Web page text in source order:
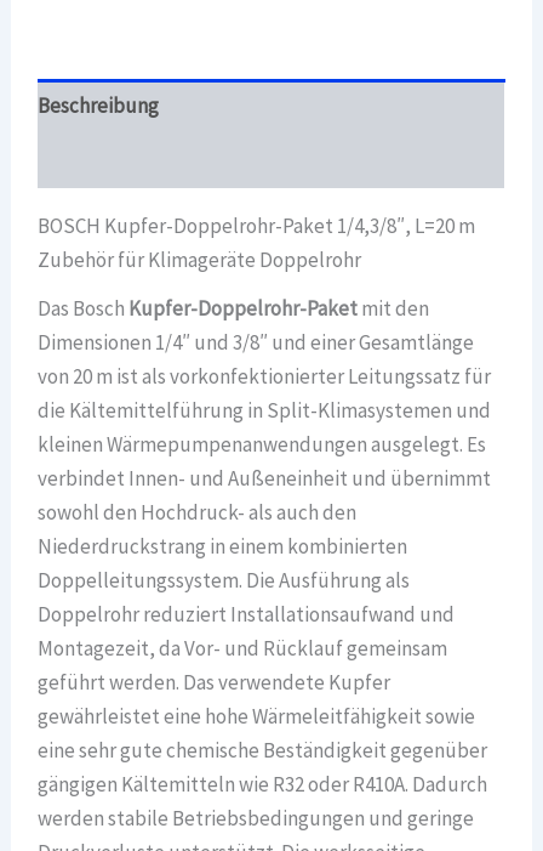
Klimageräte
Doppelrohr
Beschreibung
BOSCH Kupfer-Doppelrohr-Paket 1/4,3/8″, L=20 m
Zubehör für Klimageräte Doppelrohr
Das Bosch Kupfer-Doppelrohr-Paketmit den
Dimensionen 1/4″ und 3/8″ und einer Gesamtlänge
von 20 m ist als vorkonfektionierter Leitungssatz für
die Kältemittelführung in Split-Klimasystemen und
kleinen Wärmepumpenanwendungen ausgelegt. Es
verbindet Innen- und Außeneinheit und übernimmt
sowohl den Hochdruck- als auch den
Niederdruckstrang in einem kombinierten
Doppelleitungssystem. Die Ausführung als
Doppelrohr reduziert Installationsaufwand und
Montagezeit, da Vor- und Rücklauf gemeinsam
geführt werden. Das verwendete Kupfer
gewährleistet eine hohe Wärmeleitfähigkeit sowie
eine sehr gute chemische Beständigkeit gegenüber
gängigen Kältemitteln wie R32 oder R410A. Dadurch
werden stabile Betriebsbedingungen und geringe